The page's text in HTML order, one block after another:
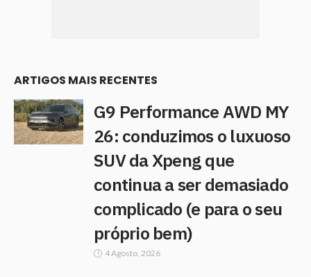
ARTIGOS MAIS RECENTES
G9 Performance AWD MY
26: conduzimos o luxuoso
SUV da Xpeng que
continua a ser demasiado
complicado (e para o seu
próprio bem)
4 Agosto, 2026